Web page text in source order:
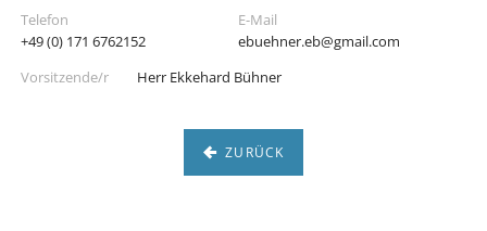
Telefon
+49 (0) 171 6762152
E-Mail
ebuehner.eb@gmail.com
Vorsitzende/r
Herr Ekkehard Bühner
ZURÜCK